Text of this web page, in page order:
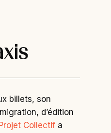
billets, son
d’édition
Projet Collectif a